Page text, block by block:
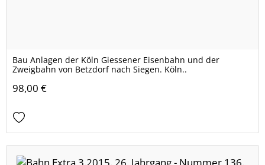
Bau Anlagen der Köln Giessener Eisenbahn und der
Zweigbahn von Betzdorf nach Siegen. Köln..
98,00 €